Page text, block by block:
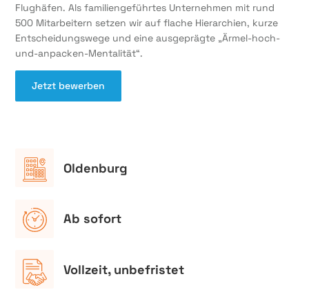
Flughäfen. Als familiengeführtes Unternehmen mit rund
500 Mitarbeitern setzen wir auf flache Hierarchien, kurze
Entscheidungswege und eine ausgeprägte „Ärmel-hoch-
und-anpacken-Mentalität“.
Jetzt bewerben
Oldenburg
Ab sofort
Vollzeit, unbefristet